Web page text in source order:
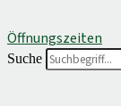
Öffnungszeiten
Suche